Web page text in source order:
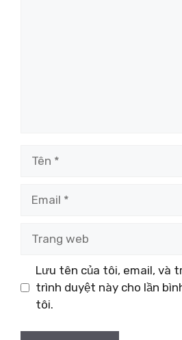
Lưu tên của tôi, email, và
trình duyệt này cho lần
tôi.